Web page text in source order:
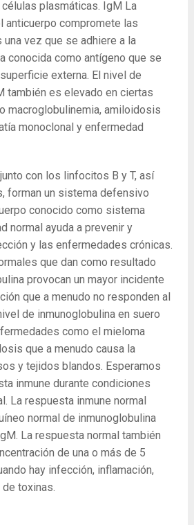
plasmáticas. IgM La
anticuerpo compromete las
vez que se adhiere a la
conocida como antígeno que se
externa. El nivel de
también es elevado en ciertas
macroglobulinemia, amiloidosis
monoclonal y enfermedad
con los linfocitos B y T, así
forman un sistema defensivo
conocido como sistema
normal ayuda a prevenir y
y las enfermedades crónicas.
que dan como resultado
provocan un mayor incidente
que a menudo no responden al
de inmunoglobulina en suero
como el mieloma
que a menudo causa la
y tejidos blandos. Esperamos
inmune durante condiciones
La respuesta inmune normal
normal de inmunoglobulina
La respuesta normal también
de una o más de 5
hay infección, inflamación,
toxinas.